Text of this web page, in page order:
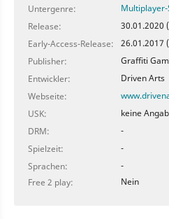
Untergenre:
Release:
30.01.2020
Early-Access-Release:
26.01.2017
Publisher:
Graffiti
Entwickler:
Driven Arts
Webseite:
USK:
keine
DRM:
-
Spielzeit:
-
Sprachen:
-
Free 2 play:
Nein